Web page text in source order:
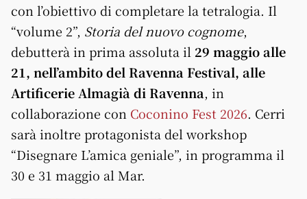
con l’obiettivo di completare la tetralogia. Il
“volume 2”, Storia del nuovo cognome,
debutterà in prima assoluta il 29 maggio alle
21, nell’ambito del Ravenna Festival, alle
Artificerie Almagià di Ravenna, in
collaborazione con Coconino Fest 2026. Cerri
sarà inoltre protagonista del workshop
“Disegnare L’amica geniale”, in programma il
30 e 31 maggio al Mar.